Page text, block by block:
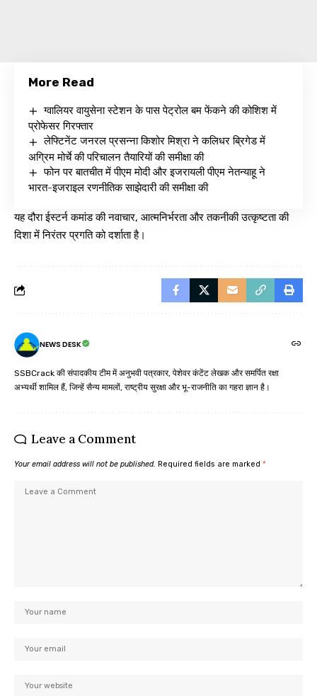
More Read
ग्वालियर वायुसेना स्टेशन के पास पेट्रोल बम फेंकने की कोशिश में
प्रोफेसर गिरफ्तार
लेफ्टिनेंट जनरल प्रसन्ना किशोर मिश्रा ने कलिधर ब्रिगेड में
अग्रिम मोर्चे की परिचालन तैयारियों की समीक्षा की
फोन पर बातचीत में पीएम मोदी और इजरायली पीएम नेतन्याहू ने
भारत-इजराइल रणनीतिक साझेदारी की समीक्षा की
यह दौरा ईस्टर्न कमांड की नवाचार, आत्मनिर्भरता और तकनीकी उत्कृष्टता की
दिशा में निरंतर प्रगति को दर्शाता है।
NEWS DESK
SSBCrack की संपादकीय टीम में अनुभवी पत्रकार, पेशेवर कंटेंट लेखक और समर्पित रक्षा
अभ्यर्थी शामिल हैं, जिन्हें सैन्य मामलों, राष्ट्रीय सुरक्षा और भू-राजनीति का गहरा ज्ञान है।
Leave a Comment
Your email address will not be published. Required fields are marked *